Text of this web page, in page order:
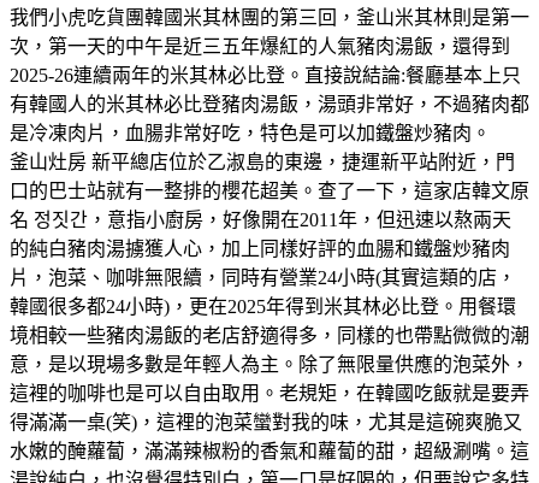
我們小虎吃貨團韓國米其林團的第三回，釜山米其林則是第一
次，第一天的中午是近三五年爆紅的人氣豬肉湯飯，還得到
2025-26連續兩年的米其林必比登。直接說結論:餐廳基本上只
有韓國人的米其林必比登豬肉湯飯，湯頭非常好，不過豬肉都
是冷凍肉片，血腸非常好吃，特色是可以加鐵盤炒豬肉。
釜山灶房 新平總店位於乙淑島的東邊，捷運新平站附近，門
口的巴士站就有一整排的櫻花超美。查了一下，這家店韓文原
名 정짓간，意指小廚房，好像開在2011年，但迅速以熬兩天
的純白豬肉湯擄獲人心，加上同樣好評的血腸和鐵盤炒豬肉
片，泡菜、咖啡無限續，同時有營業24小時(其實這類的店，
韓國很多都24小時)，更在2025年得到米其林必比登。用餐環
境相較一些豬肉湯飯的老店舒適得多，同樣的也帶點微微的潮
意，是以現場多數是年輕人為主。除了無限量供應的泡菜外，
這裡的咖啡也是可以自由取用。老規矩，在韓國吃飯就是要弄
得滿滿一桌(笑)，這裡的泡菜蠻對我的味，尤其是這碗爽脆又
水嫩的醃蘿蔔，滿滿辣椒粉的香氣和蘿蔔的甜，超級涮嘴。這